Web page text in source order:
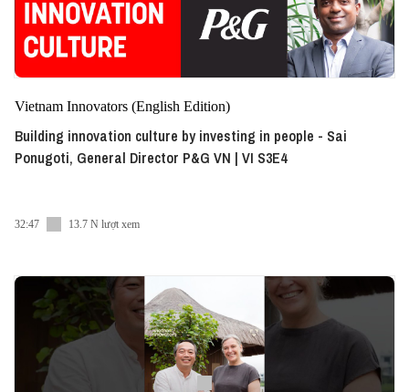
Vietnam Innovators (English Edition)
Building innovation culture by investing in people - Sai
Ponugoti, General Director P&G VN | VI S3E4
32:47 13.7 N lượt xem